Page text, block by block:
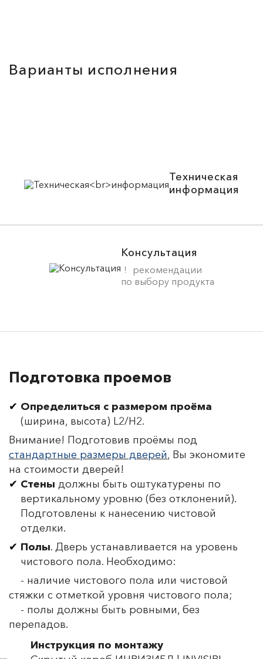
Варианты исполнения
Техническая
информация
Консультация
рекомендации
по выбору продукта
Подготовка проемов
Определиться с размером проёма
(ширина, высота) L2/H2.
Внимание! Подготовив проёмы под
стандартные размеры дверей, Вы экономите
на стоимости дверей!
Стены должны быть оштукатурены по
вертикальному уровню (без отклонений).
Подготовлены к нанесению чистовой
отделки.
Полы. Дверь устанавливается на уровень
чистового пола. Необходимо:
- наличие чистового пола или чистовой
стяжки с отметкой уровня чистового пола;
- полы должны быть ровными, без
перепадов.
Инструкция по монтажу